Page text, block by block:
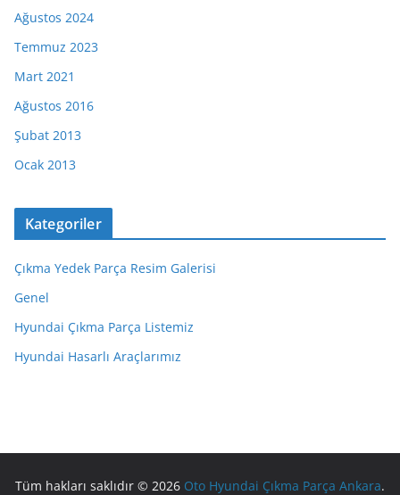
Ağustos 2024
Temmuz 2023
Mart 2021
Ağustos 2016
Şubat 2013
Ocak 2013
Kategoriler
Çıkma Yedek Parça Resim Galerisi
Genel
Hyundai Çıkma Parça Listemiz
Hyundai Hasarlı Araçlarımız
Tüm hakları saklıdır © 2026 Oto Hyundai Çıkma Parça Ankara.